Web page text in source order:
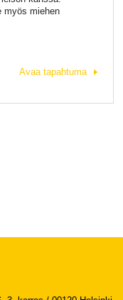
myös miehen
Avaa tapahtuma